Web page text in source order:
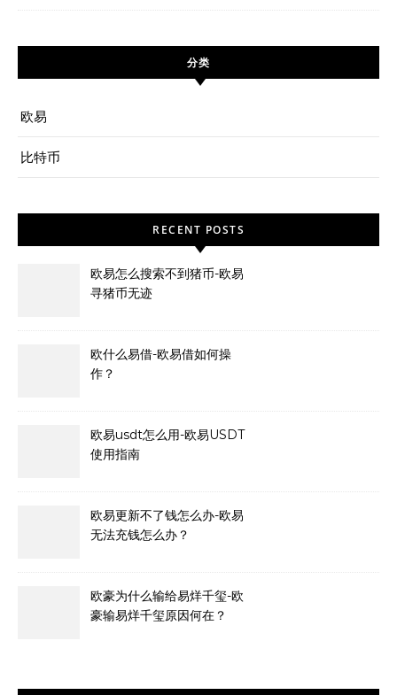
分类
欧易
比特币
RECENT POSTS
欧易怎么搜索不到猪币-欧易
寻猪币无迹
欧什么易借-欧易借如何操
作？
欧易usdt怎么用-欧易USDT
使用指南
欧易更新不了钱怎么办-欧易
无法充钱怎么办？
欧豪为什么输给易烊千玺-欧
豪输易烊千玺原因何在？